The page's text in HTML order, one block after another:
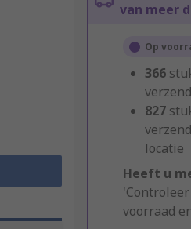
van meer
Op
366
827
locatie
Heeft u
voorraad